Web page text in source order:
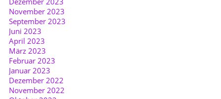
November 2023
September 2023
Juni 2023
April 2023
März 2023
Februar 2023
Januar 2023
Dezember 2022
November 2022